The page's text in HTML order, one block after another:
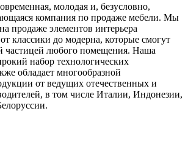
молодая и, безусловно,
компания по продаже мебели. Мы
продаже элементов интерьера
классики до модерна, которые смогут
частицей любого помещения. Наша
набор технологических
обладает многообразной
от ведущих отечественных и
в том числе Италии, Индонезии,